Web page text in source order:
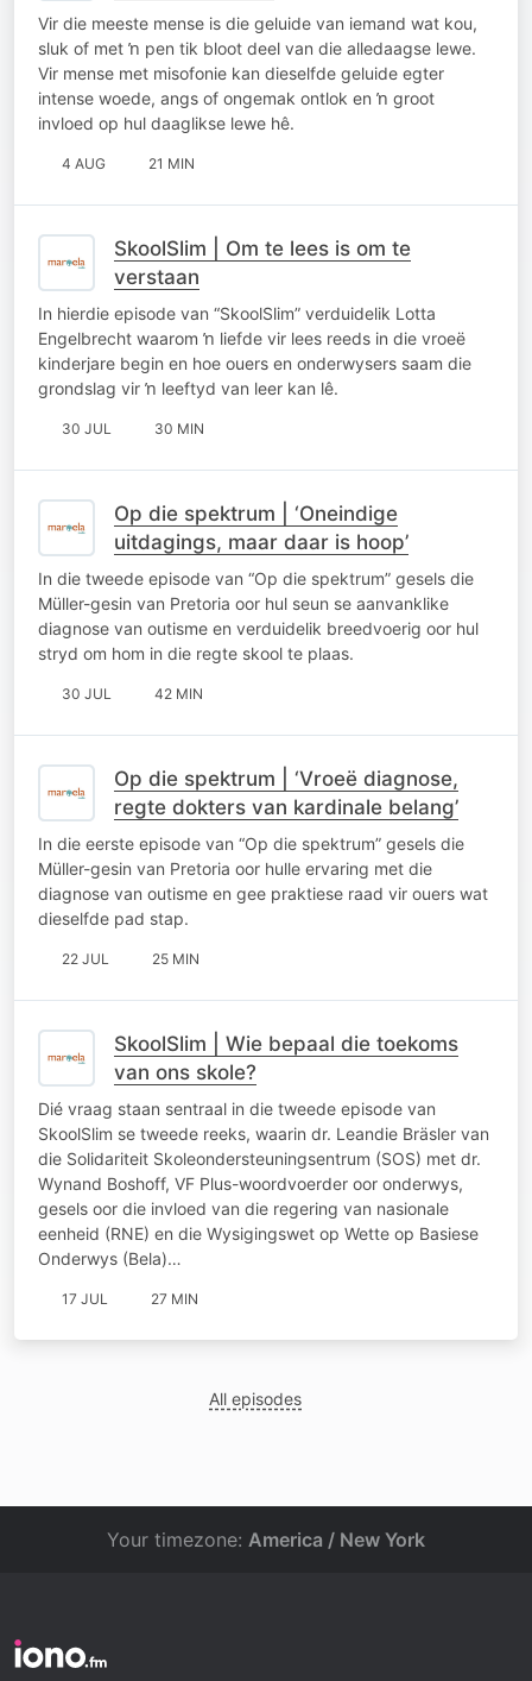
Vir die meeste mense is die geluide van iemand wat kou,
sluk of met ŉ pen tik bloot deel van die alledaagse lewe.
Vir mense met misofonie kan dieselfde geluide egter
intense woede, angs of ongemak ontlok en ŉ groot
invloed op hul daaglikse lewe hê.
4 AUG 21 MIN
SkoolSlim | Om te lees is om te
verstaan
In hierdie episode van “SkoolSlim” verduidelik Lotta
Engelbrecht waarom ŉ liefde vir lees reeds in die vroeë
kinderjare begin en hoe ouers en onderwysers saam die
grondslag vir ŉ leeftyd van leer kan lê.
30 JUL 30 MIN
Op die spektrum | ‘Oneindige
uitdagings, maar daar is hoop’
In die tweede episode van “Op die spektrum” gesels die
Müller-gesin van Pretoria oor hul seun se aanvanklike
diagnose van outisme en verduidelik breedvoerig oor hul
stryd om hom in die regte skool te plaas.
30 JUL 42 MIN
Op die spektrum | ‘Vroeë diagnose,
regte dokters van kardinale belang’
In die eerste episode van “Op die spektrum” gesels die
Müller-gesin van Pretoria oor hulle ervaring met die
diagnose van outisme en gee praktiese raad vir ouers wat
dieselfde pad stap.
22 JUL 25 MIN
SkoolSlim | Wie bepaal die toekoms
van ons skole?
Dié vraag staan sentraal in die tweede episode van
SkoolSlim se tweede reeks, waarin dr. Leandie Bräsler van
die Solidariteit Skoleondersteuningsentrum (SOS) met dr.
Wynand Boshoff, VF Plus-woordvoerder oor onderwys,
gesels oor die invloed van die regering van nasionale
eenheid (RNE) en die Wysigingswet op Wette op Basiese
Onderwys (Bela)…
17 JUL 27 MIN
All episodes
Your timezone: America / New York